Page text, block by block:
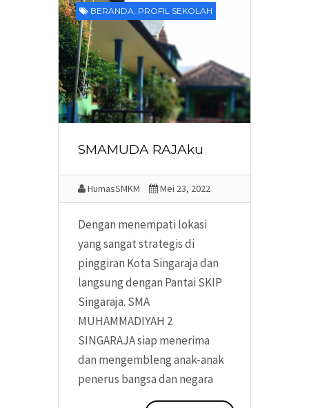
BERANDA, PROFIL SEKOLAH
SMAMUDA RAJAku
HumasSMKM Mei 23, 2022
Dengan menempati lokasi
yang sangat strategis di
pinggiran Kota Singaraja dan
langsung dengan Pantai SKIP
Singaraja. SMA
MUHAMMADIYAH 2
SINGARAJA siap menerima
dan mengembleng anak-anak
penerus bangsa dan negara